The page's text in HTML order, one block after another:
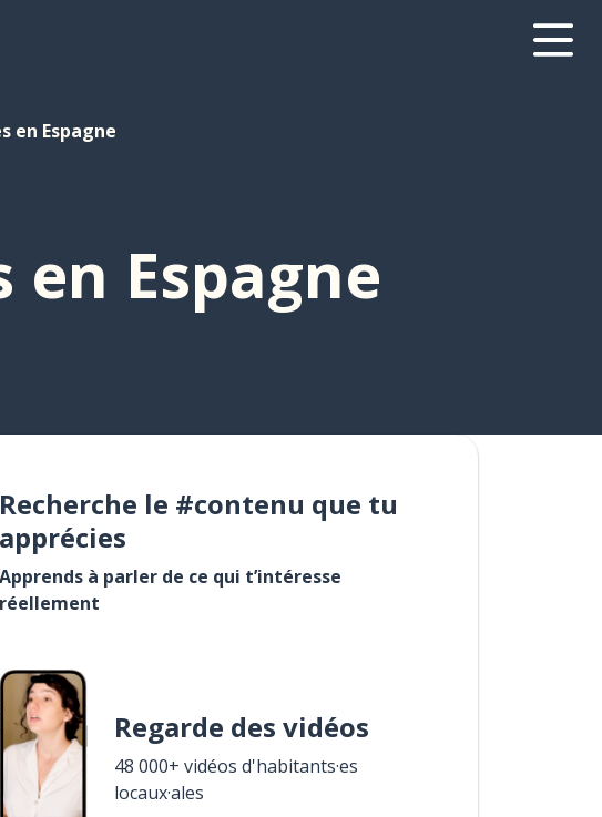
en Espagne
Espagne
Recherche le #contenu que tu
apprécies
Apprends à parler de ce qui t’intéresse
réellement
Regarde des vidéos
48 000+ vidéos d'habitants·es
locaux·ales